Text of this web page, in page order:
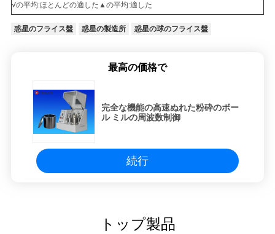
√の平均:ほとんどの適した▲の平均:適した
惑星のフライス盤 惑星の製造所 惑星の球のフライス盤
最高の価格で
完全な機能の高速ぬれた粉砕のボー
ル ミルの周波数制御
続行
トップ製品